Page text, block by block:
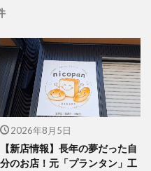
2026年8月5日
【新店情報】長年の夢だった自
分のお店！元「プランタン」工